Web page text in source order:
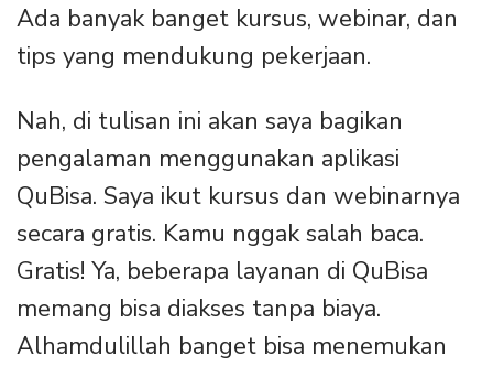
Ada banyak banget kursus, webinar, dan
tips yang mendukung pekerjaan.
Nah, di tulisan ini akan saya bagikan
pengalaman menggunakan aplikasi
QuBisa. Saya ikut kursus dan webinarnya
secara gratis. Kamu nggak salah baca.
Gratis! Ya, beberapa layanan di QuBisa
memang bisa diakses tanpa biaya.
Alhamdulillah banget bisa menemukan